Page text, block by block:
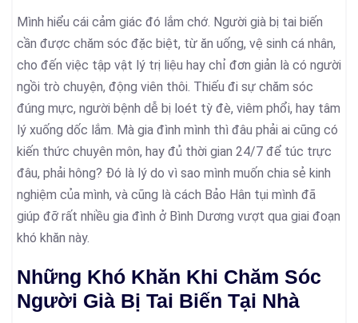
Mình hiểu cái cảm giác đó lắm chớ. Người già bị tai biến
cần được chăm sóc đặc biệt, từ ăn uống, vệ sinh cá nhân,
cho đến việc tập vật lý trị liệu hay chỉ đơn giản là có người
ngồi trò chuyện, động viên thôi. Thiếu đi sự chăm sóc
đúng mực, người bệnh dễ bị loét tỳ đè, viêm phổi, hay tâm
lý xuống dốc lắm. Mà gia đình mình thì đâu phải ai cũng có
kiến thức chuyên môn, hay đủ thời gian 24/7 để túc trực
đâu, phải hông? Đó là lý do vì sao mình muốn chia sẻ kinh
nghiệm của mình, và cũng là cách Bảo Hân tụi mình đã
giúp đỡ rất nhiều gia đình ở Bình Dương vượt qua giai đoạn
khó khăn này.
Những Khó Khăn Khi Chăm Sóc
Người Già Bị Tai Biến Tại Nhà